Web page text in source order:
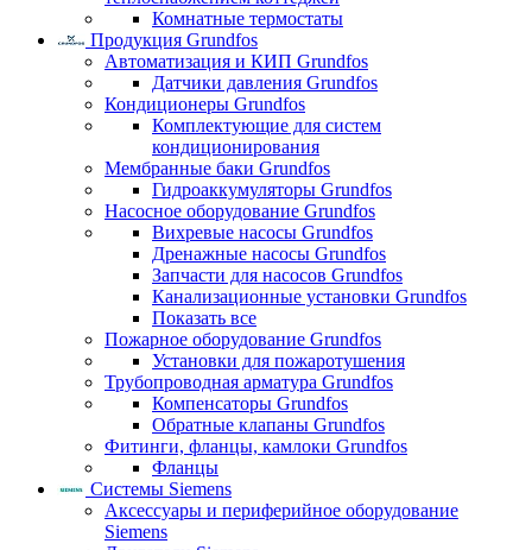
Комнатные термостаты
Продукция Grundfos
Автоматизация и КИП Grundfos
Датчики давления Grundfos
Кондиционеры Grundfos
Комплектующие для систем
кондиционирования
Мембранные баки Grundfos
Гидроаккумуляторы Grundfos
Насосное оборудование Grundfos
Вихревые насосы Grundfos
Дренажные насосы Grundfos
Запчасти для насосов Grundfos
Канализационные установки Grundfos
Показать все
Пожарное оборудование Grundfos
Установки для пожаротушения
Трубопроводная арматура Grundfos
Компенсаторы Grundfos
Обратные клапаны Grundfos
Фитинги, фланцы, камлоки Grundfos
Фланцы
Системы Siemens
Аксессуары и периферийное оборудование
Siemens